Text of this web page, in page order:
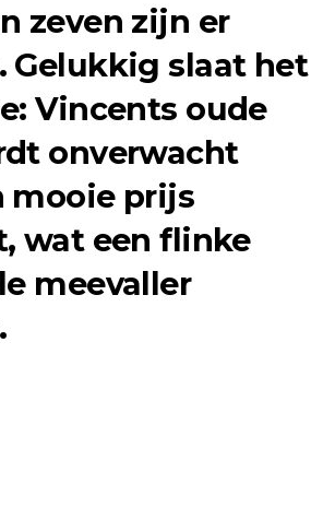
zeven zijn er
Gelukkig slaat het
Vincents oude
onverwacht
mooie prijs
wat een flinke
meevaller